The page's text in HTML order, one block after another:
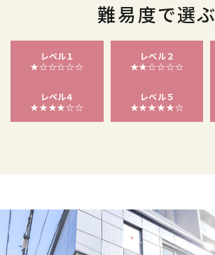
難易度で選ぶ
レベル１
★☆☆☆☆☆
レベル２
★★☆☆☆☆
レベル４
★★★★☆☆
レベル５
★★★★★☆